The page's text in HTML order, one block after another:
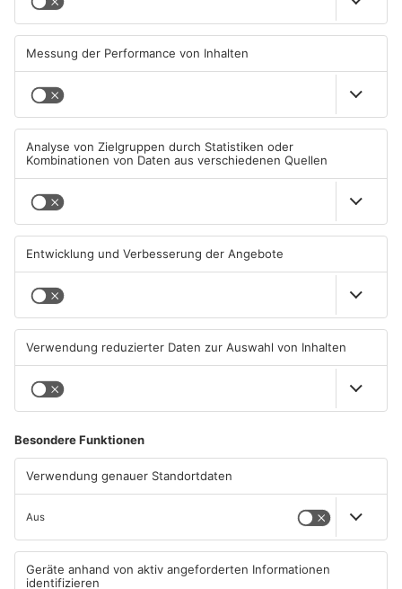
Gute Nachrichten für Pendler
im Main-Kinzig-Kreis und in
Hanau
KINZIG-KREIS
Wächtersbacher
Schwimmbad bleibt heute
KINZIG-KREIS